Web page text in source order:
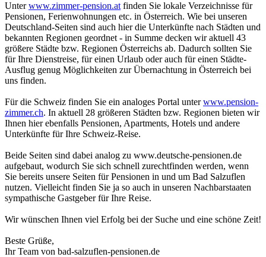
Unterwww.zimmer-pension.at finden Sie lokale Verzeichnisse für
Pensionen, Ferienwohnungen etc. in Österreich. Wie bei unseren
Deutschland-Seiten sind auch hier die Unterkünfte nach Städten und
bekannten Regionen geordnet - in Summe decken wir aktuell 43
größere Städte bzw. Regionen Österreichs ab. Dadurch sollten Sie
für Ihre Dienstreise, für einen Urlaub oder auch für einen Städte-
Ausflug genug Möglichkeiten zur Übernachtung in Österreich bei
uns finden.
Für die Schweiz finden Sie ein analoges Portal unterwww.pension-
zimmer.ch. In aktuell 28 größeren Städten bzw. Regionen bieten wir
Ihnen hier ebenfalls Pensionen, Apartments, Hotels und andere
Unterkünfte für Ihre Schweiz-Reise.
Beide Seiten sind dabei analog zu www.deutsche-pensionen.de
aufgebaut, wodurch Sie sich schnell zurechtfinden werden, wenn
Sie bereits unsere Seiten für Pensionen in und um Bad Salzuflen
nutzen. Vielleicht finden Sie ja so auch in unseren Nachbarstaaten
sympathische Gastgeber für Ihre Reise.
Wir wünschen Ihnen viel Erfolg bei der Suche und eine schöne Zeit!
Beste Grüße,
Ihr Team von bad-salzuflen-pensionen.de